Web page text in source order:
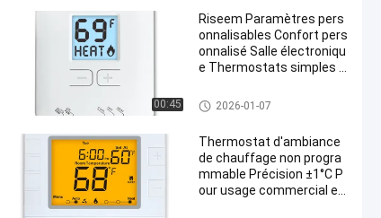
00:45
Riseem Paramètres pers
onnalisables Confort pers
onnalisé Salle électroniqu
e Thermostats simples D
"W X 3,93" H X 0,98" D
thermostat non programmabl
e
2026-01-07
Thermostat d'ambiance
de chauffage non progra
mmable Précision ±1°C P
our usage commercial et